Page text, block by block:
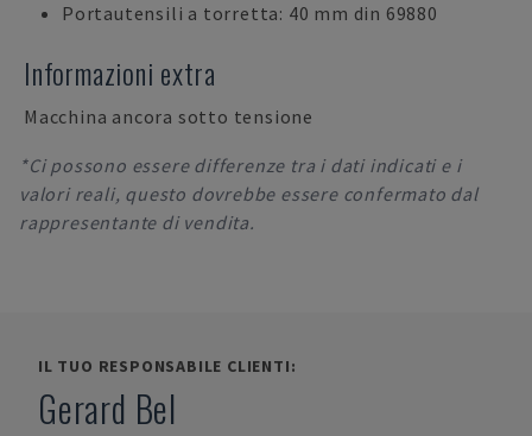
Portautensili a torretta: 40 mm din 69880
Informazioni extra
Macchina ancora sotto tensione
*Ci possono essere differenze tra i dati indicati e i
valori reali, questo dovrebbe essere confermato dal
rappresentante di vendita.
IL TUO RESPONSABILE CLIENTI:
Gerard Bel